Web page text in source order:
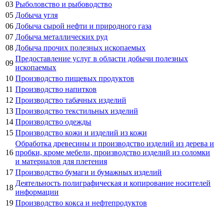
03 Рыболовство и рыбоводство
05 Добыча угля
06 Добыча сырой нефти и природного газа
07 Добыча металлических руд
08 Добыча прочих полезных ископаемых
09
Предоставление услуг в области добычи полезных
ископаемых
10 Производство пищевых продуктов
11 Производство напитков
12 Производство табачных изделий
13 Производство текстильных изделий
14 Производство одежды
15 Производство кожи и изделий из кожи
16
Обработка древесины и производство изделий из дерева и
пробки, кроме мебели, производство изделий из соломки
и материалов для плетения
17 Производство бумаги и бумажных изделий
18
Деятельность полиграфическая и копирование носителей
информации
19 Производство кокса и нефтепродуктов